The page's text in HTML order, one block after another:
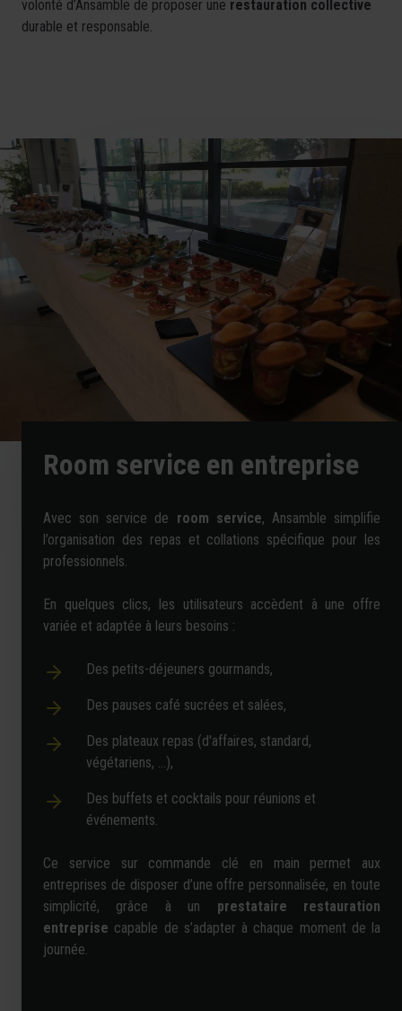
volonté d’Ansamble de proposer une restauration collective
durable et responsable.
Room service en entreprise
Avec son service de room service, Ansamble simplifie
l’organisation des repas et collations spécifique pour les
professionnels.
En quelques clics, les utilisateurs accèdent à une offre
variée et adaptée à leurs besoins :
Des petits-déjeuners gourmands,
Des pauses café sucrées et salées,
Des plateaux repas (d'affaires, standard,
végétariens, …),
Des buffets et cocktails pour réunions et
événements.
Ce service sur commande clé en main permet aux
entreprises de disposer d’une offre personnalisée, en toute
simplicité, grâce à un prestataire restauration
entreprise capable de s’adapter à chaque moment de la
journée.